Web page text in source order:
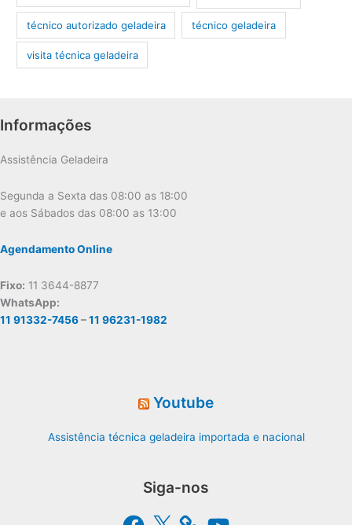
técnico autorizado geladeira técnico geladeira
visita técnica geladeira
Informações
Assistência Geladeira
Segunda a Sexta das 08:00 as 18:00
e aos Sábados das 08:00 as 13:00
Agendamento Online
Fixo: 11 3644-8877
WhatsApp:
11 91332-7456–11 96231-1982
Youtube
Assistência técnica geladeira importada e nacional
Siga-nos
Facebook
X YouTube